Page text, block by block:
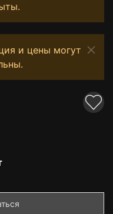
и цены могут